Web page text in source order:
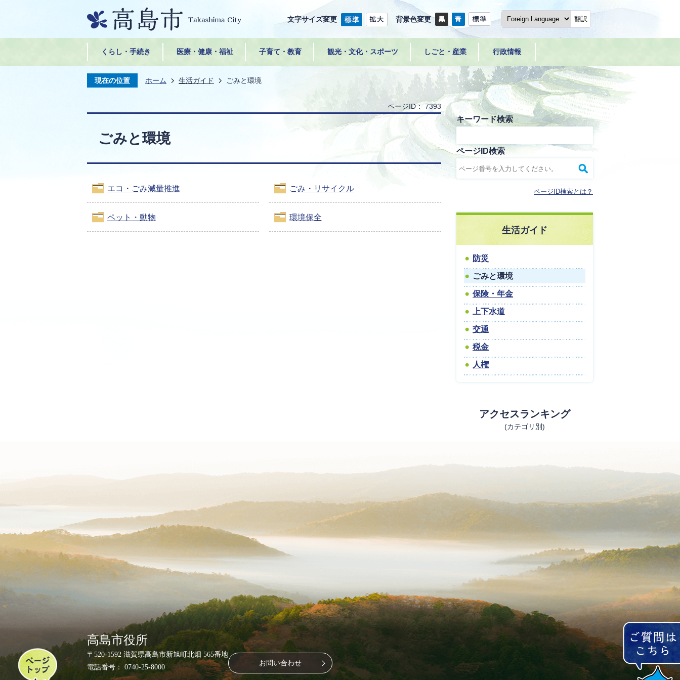
文字サイズ変更 背景色変更 翻訳
くらし・手続き 医療・健康・福祉 子育て・教育 観光・文化・スポーツ しごと・産業 行政情報
現在の位置 ホーム 生活ガイド ごみと環境
ページID： 7393
ごみと環境
エコ・ごみ減量推進 ごみ・リサイクル
ペット・動物 環境保全
キーワード検索
ページID検索
ページID検索とは？
生活ガイド
防災
ごみと環境
保険・年金
上下水道
交通
税金
人権
アクセスランキング
(カテゴリ別)
ペ
ー
高島市役所
〒520-1592 滋賀県高島市新旭町北畑 565番地
電話番号： 0740-25-8000
お問い合わせ